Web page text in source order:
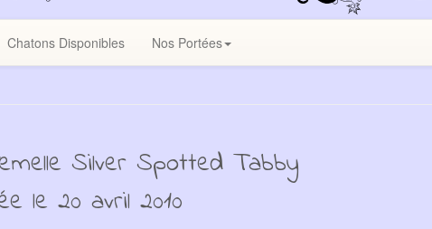
Chatons Disponibles Nos Portées
Silver Spotted Tabby
le 20 avril 2010